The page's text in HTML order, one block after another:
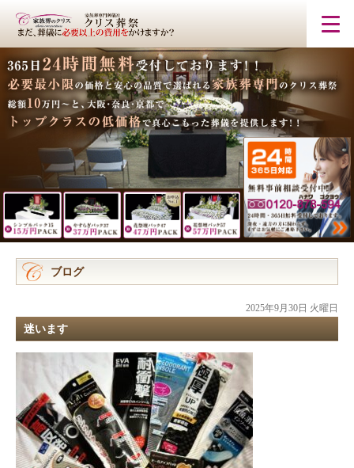
ブログ
2025年9月30日 火曜日
迷います